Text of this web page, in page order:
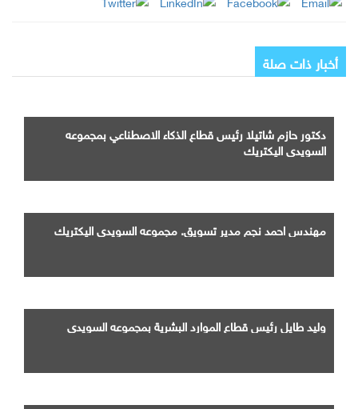
أخبار ذات صلة
دكتور حازم شاتيلا رئيس قطاع الذكاء الاصطناعي بمجموعه
السويدي اليكتريك
مهندس احمد نجم مدير تسويق. مجموعه السويدي اليكتريك
وليد طايل رئيس قطاع الموارد البشرية بمجموعه السويدي